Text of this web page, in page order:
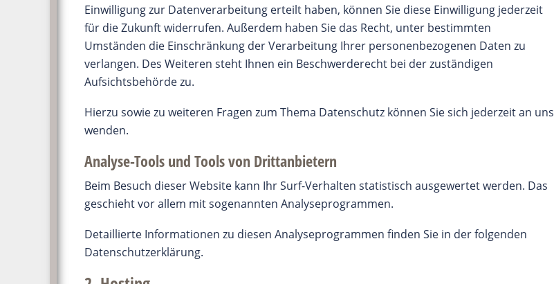
Einwilligung zur Datenverarbeitung erteilt haben, können Sie diese Einwilligung jederzeit
für die Zukunft widerrufen. Außerdem haben Sie das Recht, unter bestimmten
Umständen die Einschränkung der Verarbeitung Ihrer personenbezogenen Daten zu
verlangen. Des Weiteren steht Ihnen ein Beschwerderecht bei der zuständigen
Aufsichtsbehörde zu.
Hierzu sowie zu weiteren Fragen zum Thema Datenschutz können Sie sich jederzeit an uns
wenden.
Analyse-Tools und Tools von Dritt­anbietern
Beim Besuch dieser Website kann Ihr Surf-Verhalten statistisch ausgewertet werden. Das
geschieht vor allem mit sogenannten Analyseprogrammen.
Detaillierte Informationen zu diesen Analyseprogrammen finden Sie in der folgenden
Datenschutzerklärung.